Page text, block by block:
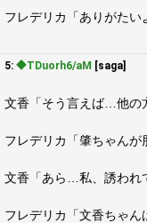
フレデリカ「ありがたい
5: ◆TDuorh6/aM [saga]
文香「そう言えば…他の
フレデリカ「肇ちゃんが
文香「あら…私、誘われ
フレデリカ「文香ちゃん